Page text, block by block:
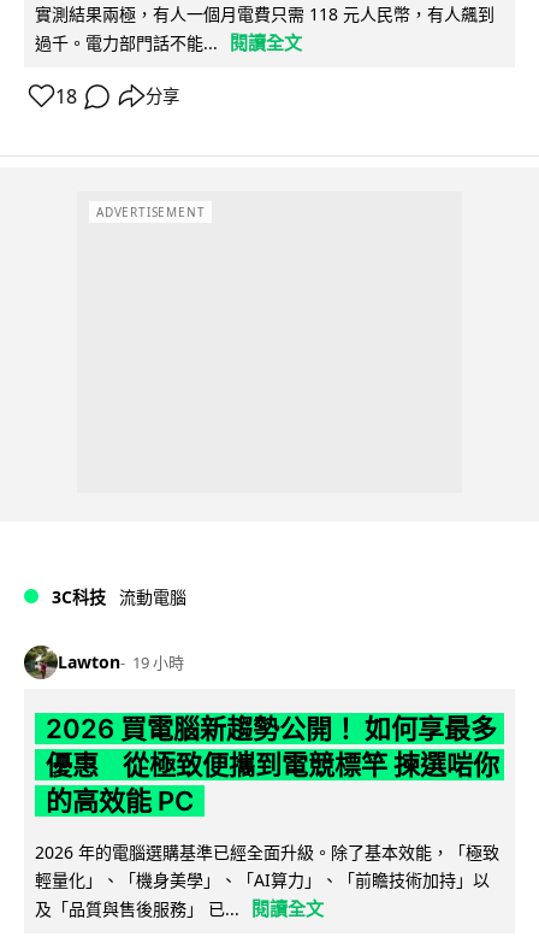
實測結果兩極，有人一個月電費只需 118 元人民幣，有人飆到
過千。電力部門話不能...
閱讀全文
18 分享
ADVERTISEMENT
3C科技 流動電腦
Lawton 19 小時
2026 買電腦新趨勢公開！ 如何享最多
優惠 從極致便攜到電競標竿 揀選啱你
的高效能 PC
2026 年的電腦選購基準已經全面升級。除了基本效能，「極致
輕量化」、「機身美學」、「AI算力」、「前瞻技術加持」以
及「品質與售後服務」 已...
閱讀全文